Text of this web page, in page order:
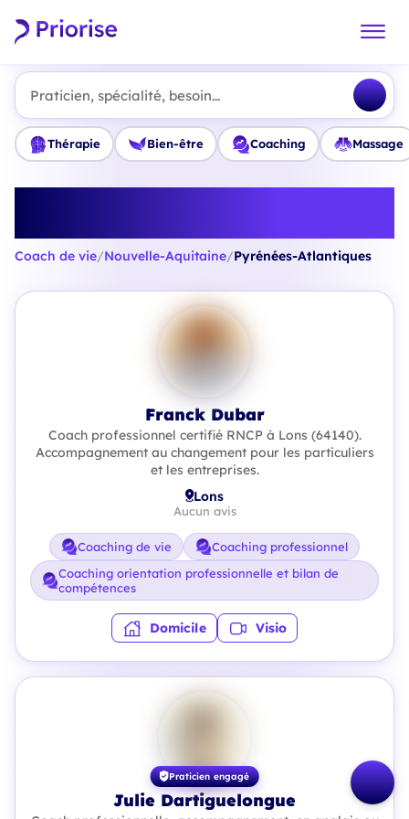
Praticien, spécialité, besoin...
Thérapie Bien-être Coaching Massage
Coach de vie/Nouvelle-Aquitaine/Pyrénées-Atlantiques
Franck Dubar
Coach professionnel certifié RNCP à Lons (64140).
Accompagnement au changement pour les particuliers
et les entreprises.
Lons
Aucun avis
Coaching de vie
Coaching professionnel
Coaching orientation professionnelle et bilan de
compétences
Domicile Visio
Praticien engagé
Julie Dartiguelongue